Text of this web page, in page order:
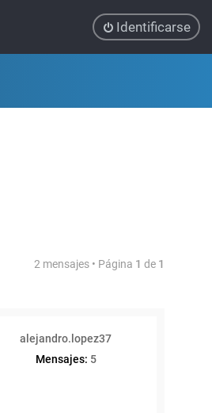
Identificarse
2 mensajes • Página 1 de 1
alejandro.lopez37
Mensajes: 5